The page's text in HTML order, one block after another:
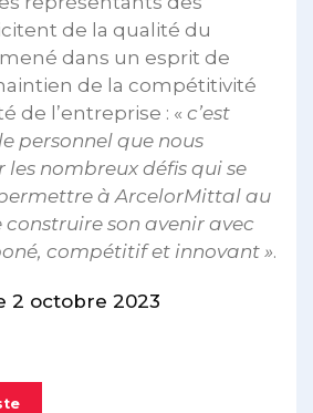
de la qualité du
dans un esprit de
de la compétitivité
de l’entreprise : « c’est
personnel que nous
les nombreux défis qui se
à ArcelorMittal au
son avenir avec
compétitif et innovant ».
2 octobre 2023